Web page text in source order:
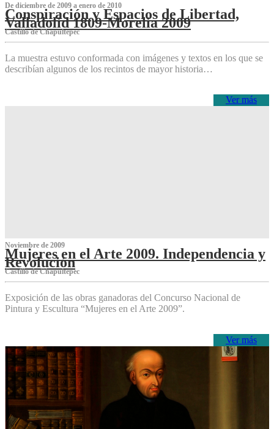
De diciembre de 2009 a enero de 2010
Conspiración y Espacios de Libertad,
Valladolid 1809-Morelia 2009
Castillo de Chapultepec
La muestra estuvo conformada con imágenes y textos en los que se
describían algunos de los recintos de mayor historia…
Ver más
Noviembre de 2009
Mujeres en el Arte 2009. Independencia y
Revolución
Castillo de Chapultepec
Exposición de las obras ganadoras del Concurso Nacional de
Pintura y Escultura “Mujeres en el Arte 2009”.
Ver más